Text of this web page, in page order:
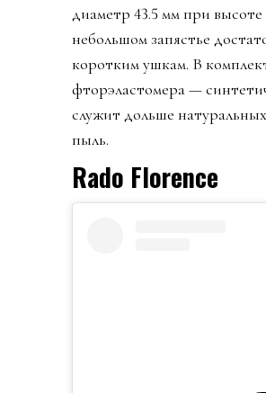
диаметр 43.5 мм при высоте
небольшом запястье
коротким ушкам. В
фторэластомера —
служит дольше
пыль.
Rado Florence